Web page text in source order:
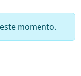
momento.